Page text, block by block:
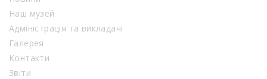
Наш музей
Адміністрація та викладачі
Галерея
Контакти
Звіти